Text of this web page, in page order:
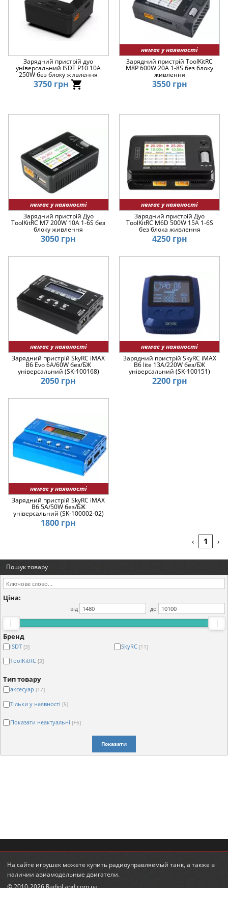
Зарядний пристрій дуо
універсальний ISDT P10 10A
250W без блоку живлення
3750 грн
немає у наявності
Зарядний пристрій ToolKitRC
M8P 600W 20A 1-8S без блоку
живлення
3550 грн
немає у наявності
Зарядний пристрій Дуо
ToolKitRC M7 200W 10A 1-6S без
блоку живлення
3050 грн
немає у наявності
Зарядний пристрій Дуо
ToolKitRC M6D 500W 15A 1-6S
без блока живлення
4250 грн
немає у наявності
Зарядний пристрій SkyRC iMAX
B6 Evo 6A/60W без/БЖ
універсальний (SK-100168)
2050 грн
немає у наявності
Зарядний пристрій SkyRC iMAX
B6 lite 13A/220W без/БЖ
універсальний (SK-100151)
2200 грн
немає у наявності
Зарядний пристрій SkyRC iMAX
B6 5A/50W без/БЖ
універсальний (SK-100002-02)
1800 грн
‹ 1 ›
Пошук товару
Ціна:
від до
Бренд
ISDT [3] SkyRC [11]
ToolKitRC [3]
Тип товару
аксесуар [17]
Тільки у наявності [5]
Показати неактуальні [+6]
Показати
На сайте игрушек можете купить радиоуправляемый танк, а также в
наличии авиамодельные двигатели.
© 2010-2026 RadioLand.com.ua